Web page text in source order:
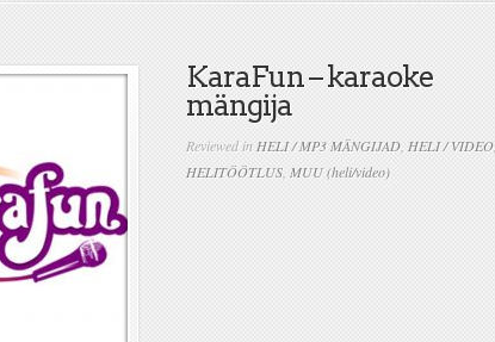
KaraFun – karaoke
mängija
Reviewed in HELI / MP3 MÄNGIJAD HELI / VIDEO
HELITÖÖTLUS MUU (heli/video)